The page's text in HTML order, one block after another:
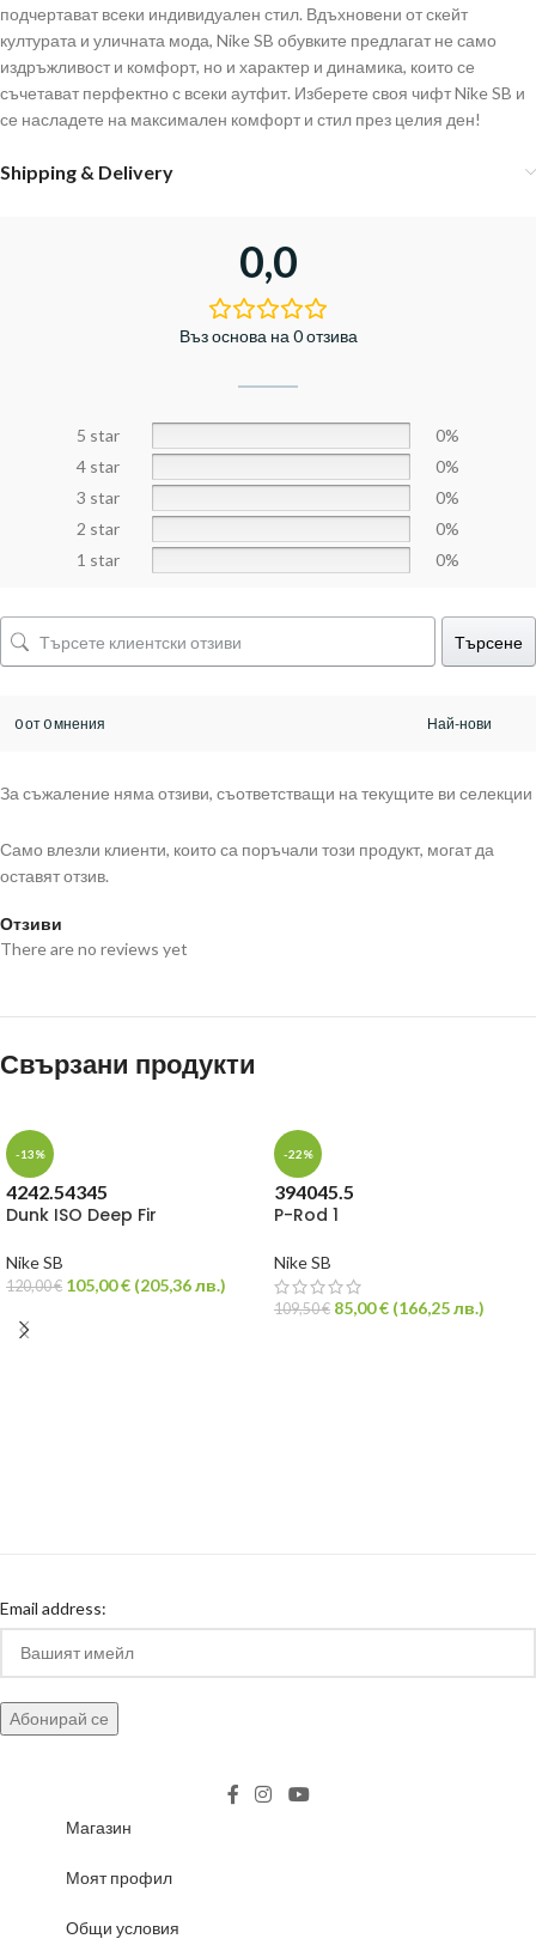
подчертават всеки индивидуален стил. Вдъхновени от скейт
културата и уличната мода, Nike SB обувките предлагат не само
издръжливост и комфорт, но и характер и динамика, които се
съчетават перфектно с всеки аутфит. Изберете своя чифт Nike SB и
се насладете на максимален комфорт и стил през целия ден!
Shipping & Delivery
0,0
Въз основа на 0 отзива
5 star
0%
4 star
0%
3 star
0%
2 star
0%
1 star
0%
Търсене
0 от 0 мнения
За съжаление няма отзиви, съответстващи на текущите ви селекции
Отзиви
There are no reviews yet
Само влезли клиенти, които са поръчали този продукт, могат да
оставят отзив.
Свързани продукти
-13%
4242.54345
Dunk ISO Deep Fir
Nike SB
120,00€ 105,00€ (205,36лв.)
-22%
394045.5
P-Rod 1
Nike SB
109,50€ 85,00€ (166,25лв.)
Email address:
Магазин
Моят профил
Общи условия